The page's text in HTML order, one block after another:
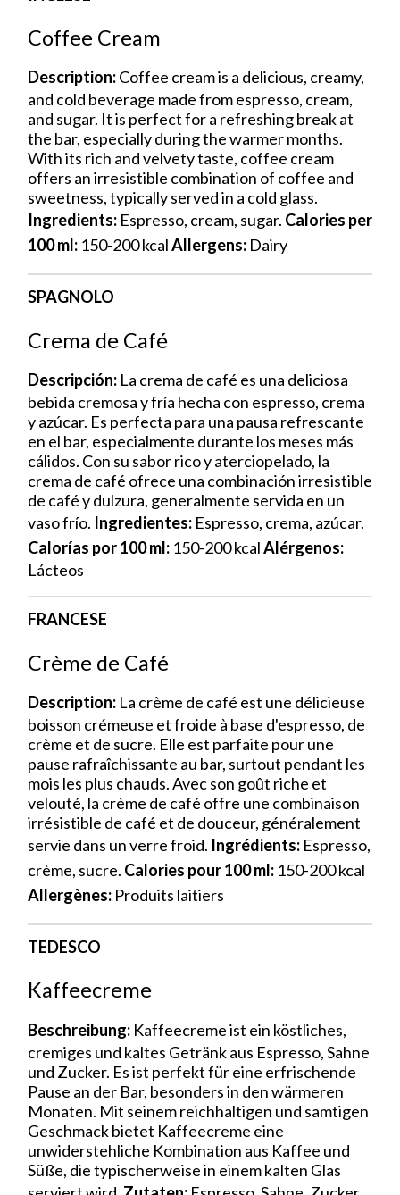
Coffee Cream
Description:Coffee cream is a delicious, creamy,
and cold beverage made from espresso, cream,
and sugar. It is perfect for a refreshing break at
the bar, especially during the warmer months.
With its rich and velvety taste, coffee cream
offers an irresistible combination of coffee and
sweetness, typically served in a cold glass.
Ingredients: Espresso, cream, sugar. Calories per
100 ml: 150-200 kcalAllergens: Dairy
SPAGNOLO
Crema de Café
Descripción: La crema de café es una deliciosa
bebida cremosa y fría hecha con espresso, crema
y azúcar. Es perfecta para una pausa refrescante
en el bar, especialmente durante los meses más
cálidos. Con su sabor rico y aterciopelado, la
crema de café ofrece una combinación irresistible
de café y dulzura, generalmente servida en un
vaso frío. Ingredientes: Espresso, crema, azúcar.
Calorías por 100 ml: 150-200 kcalAlérgenos:
Lácteos
FRANCESE
Crème de Café
Description: La crème de café est une délicieuse
boisson crémeuse et froide à base d'espresso, de
crème et de sucre. Elle est parfaite pour une
pause rafraîchissante au bar, surtout pendant les
mois les plus chauds. Avec son goût riche et
velouté, la crème de café offre une combinaison
irrésistible de café et de douceur, généralement
servie dans un verre froid. Ingrédients: Espresso,
crème, sucre. Calories pour 100 ml: 150-200 kcal
Allergènes: Produits laitiers
TEDESCO
Kaffeecreme
Beschreibung: Kaffeecreme ist ein köstliches,
cremiges und kaltes Getränk aus Espresso, Sahne
und Zucker. Es ist perfekt für eine erfrischende
Pause an der Bar, besonders in den wärmeren
Monaten. Mit seinem reichhaltigen und samtigen
Geschmack bietet Kaffeecreme eine
unwiderstehliche Kombination aus Kaffee und
Süße, die typischerweise in einem kalten Glas